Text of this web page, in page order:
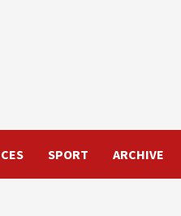
SPORT ARCHIVE